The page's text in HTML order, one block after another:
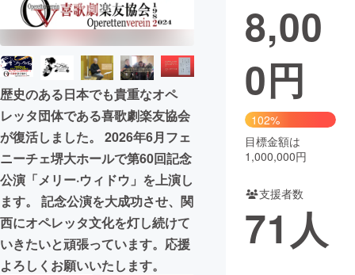
映像・映画
ビジネス・起業
まちづくり・地域活性化
CAMPFIRE for Social Good
CAMPFIRE Creation
CAMPFIREふるさと納税machi-ya コミュニティ
歴史のある日本でも貴重なオペ
レッタ団体である喜歌劇楽友協会
が復活しました。 2026年6月フェ
ニーチェ堺大ホールで第60回記念
公演「メリー·ウィドウ」を上演し
ます。 記念公演を大成功させ、関
西にオペレッタ文化を灯し続けて
いきたいと頑張っています。応援
よろしくお願いいたします。
8,00
0円
102%
目標金額は
1,000,000円
支援者数
71 人